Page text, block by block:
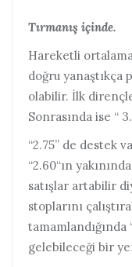
Tırmanış içinde.
Hareketli
doğru yanaştıkça
olabilir. İlk
Sonrasında ise “
“2.75” de destek
“2.60“ın
satışlar artabilir
stoplarını
tamamlandığında
gelebileceği bir